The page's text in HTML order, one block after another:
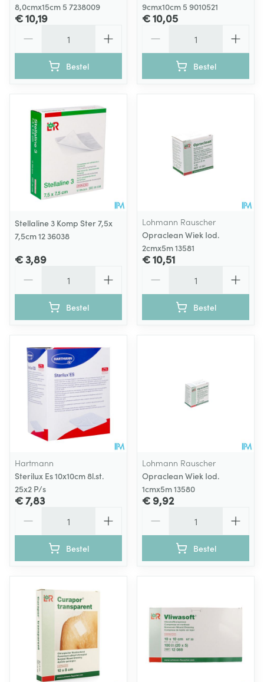
8,0cmx15cm 5 7238009
€ 10,19
Bestel
9cmx10cm 5 9010521
€ 10,05
Bestel
Stellaline 3 Komp Ster 7,5x
7,5cm 12 36038
€ 3,89
Bestel
Lohmann Rauscher
Opraclean Wiek Iod.
2cmx5m 13581
€ 10,51
Bestel
Hartmann
Sterilux Es 10x10cm 8l.st.
25x2 P/s
€ 7,83
Bestel
Lohmann Rauscher
Opraclean Wiek Iod.
1cmx5m 13580
€ 9,92
Bestel